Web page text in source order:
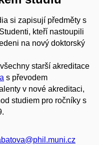
si zapisují předměty s
kteří nastoupili
na nový doktorský
starší akreditace
s převodem
v nové akreditaci,
studiem pro ročníky s